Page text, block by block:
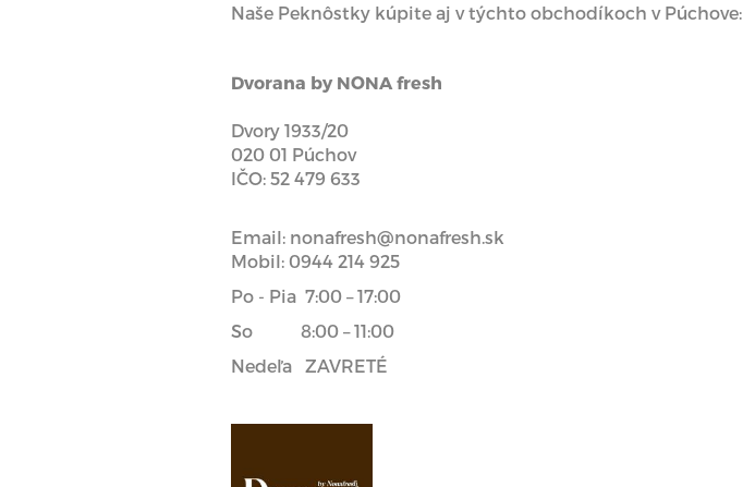
Naše Peknôstky kúpite aj v týchto obchodíkoch v Púchove:
Dvorana by NONA fresh
Dvory 1933/20
020 01 Púchov
IČO: 52 479 633
Email: nonafresh@nonafresh.sk
Mobil: 0944 214 925
Po - Pia 7:00 – 17:00
So 8:00 – 11:00
Nedeľa ZAVRETÉ